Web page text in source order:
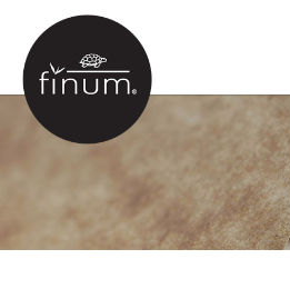
PRODUKTE
VIDEOS